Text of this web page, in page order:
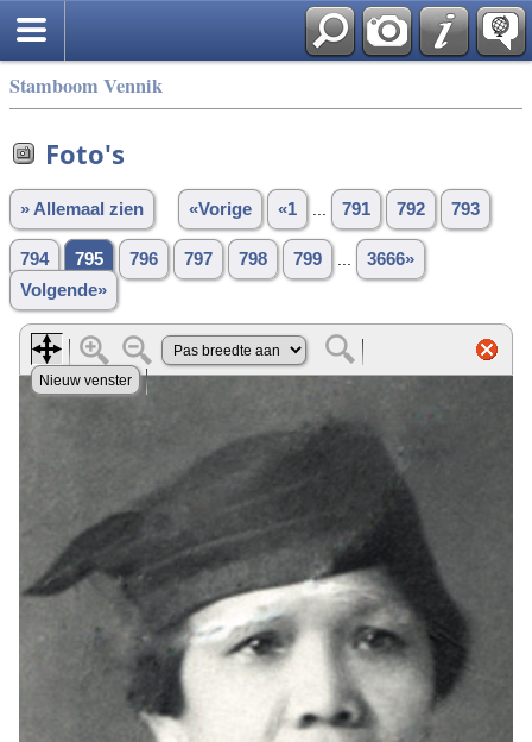
Stamboom Vennik
Foto's
» Allemaal zien «Vorige «1 791 792 793
794 795 796 797 798 799
3666»
Volgende»